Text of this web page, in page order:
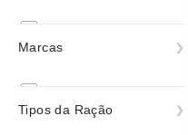
Marcas
Tipos da Ração